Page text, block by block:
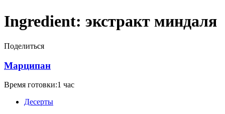
Ingredient: экстракт миндаля
Поделиться
Марципан
Время готовки:1 час
Десерты